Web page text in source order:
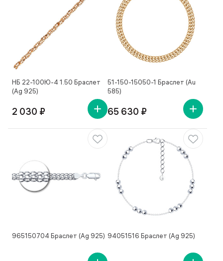
НБ 22-100Ю-4 1.50 Браслет
(Ag 925)
2 030 ₽
51-150-15050-1 Браслет (Au
585)
65 630 ₽
965150704 Браслет (Ag 925) 94051516 Браслет (Ag 925)